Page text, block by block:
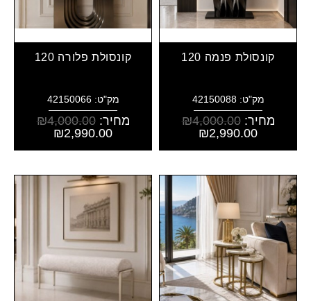
קונסולת פנמה 120
מק"ט: 42150088
מחיר: ₪4,000.00
₪2,990.00
קונסולת פלורה 120
מק"ט: 42150066
מחיר: ₪4,000.00
₪2,990.00